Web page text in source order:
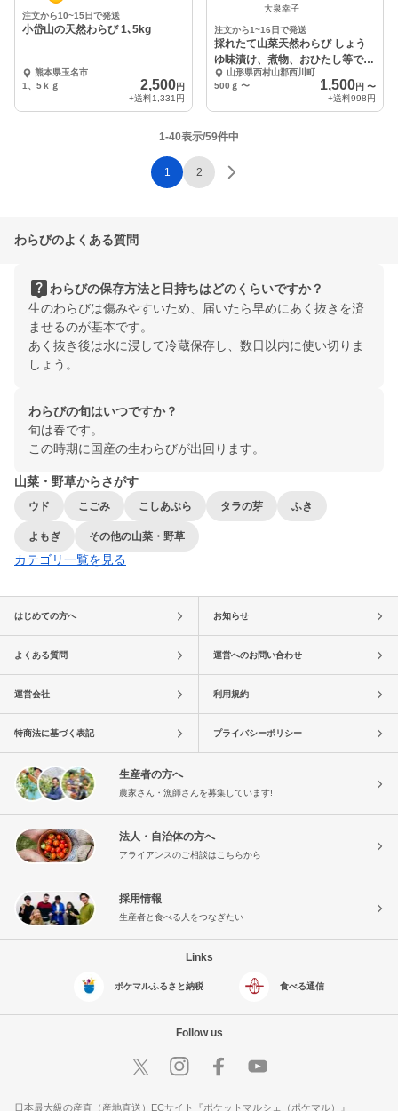
注文から10~15日で発送
小岱山の天然わらび 1､5kg
熊本県玉名市
1、5ｋｇ
2,500円
+送料1,331円
大泉幸子
注文から1~16日で発送
採れたて山菜天然わらび しょう
ゆ味漬け、煮物、おひたし等で
【予約受付】
山形県西村山郡西川町
500ｇ 〜 1,500円 〜
+送料998円
1-40表示/59件中
1 2
わらびのよくある質問
live_help わらびの保存方法と日持ちはどのくらいですか？
生のわらびは傷みやすいため、届いたら早めにあく抜きを済
ませるのが基本です。
あく抜き後は水に浸して冷蔵保存し、数日以内に使い切りま
しょう。
わらびの旬はいつですか？
旬は春です。
この時期に国産の生わらびが出回ります。
山菜・野草からさがす
ウド こごみ こしあぶら タラの芽 ふき
よもぎ その他の山菜・野草
カテゴリ一覧を見る
はじめての方へ お知らせ
よくある質問 運営へのお問い合わせ
運営会社 利用規約
特商法に基づく表記 プライバシーポリシー
生産者の方へ
農家さん・漁師さんを募集しています!
法人・自治体の方へ
アライアンスのご相談はこちらから
採用情報
生産者と食べる人をつなぎたい
Links
ポケマルふるさと納税 食べる通信
Follow us
日本最大級の産直（産地直送）ECサイト『ポケットマルシェ（ポケマル）』